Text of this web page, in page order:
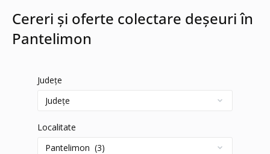
Cereri și oferte colectare deșeuri în
Pantelimon
Județe
Localitate